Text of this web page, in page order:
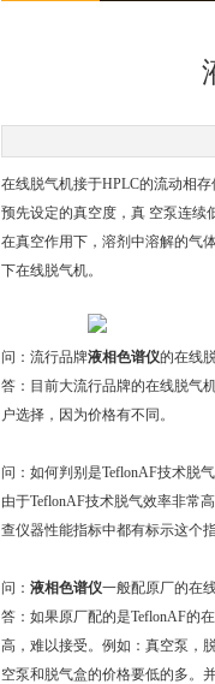
在线脱气机接于HPLC的流动相
预先设定的真空度，真 空泵连续
在真空作用下，溶剂中溶解的气
下在线脱气机。
问：流行品牌液相色谱仪的在线
答：目前大流行品牌的在线脱气
户选择，因为价格有不同。
问：如何判别是TeflonAF技术脱气
由于TeflonAF技术脱气效率非常
查仪器性能指标中都有标示这个指
问： 液相色谱仪一般配原厂的在
答：如果原厂配的是TeflonAF的
高，难以接受。例如：真空泵，
空泵和脱气盒的价格要低的多。